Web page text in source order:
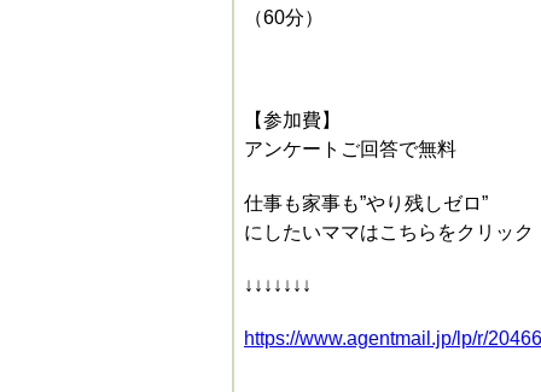
（60分）
【参加費】
アンケートご回答で無料
仕事も家事も”やり残しゼロ”
にしたいママはこちらをクリック
↓↓↓↓↓↓↓
https://www.agentmail.jp/lp/r/